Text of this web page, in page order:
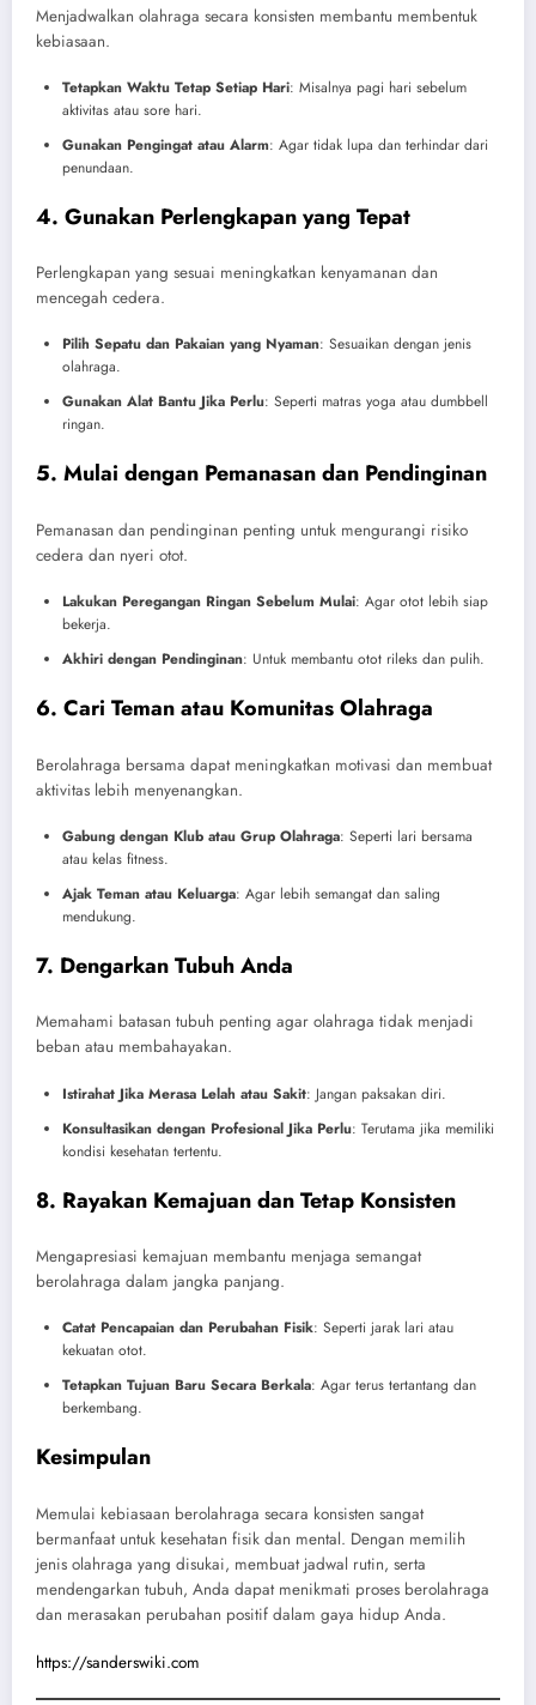
Menjadwalkan olahraga secara konsisten membantu membentuk
kebiasaan.
Tetapkan Waktu Tetap Setiap Hari: Misalnya pagi hari sebelum
aktivitas atau sore hari.
Gunakan Pengingat atau Alarm: Agar tidak lupa dan terhindar dari
penundaan.
4. Gunakan Perlengkapan yang Tepat
Perlengkapan yang sesuai meningkatkan kenyamanan dan
mencegah cedera.
Pilih Sepatu dan Pakaian yang Nyaman: Sesuaikan dengan jenis
olahraga.
Gunakan Alat Bantu Jika Perlu: Seperti matras yoga atau dumbbell
ringan.
5. Mulai dengan Pemanasan dan Pendinginan
Pemanasan dan pendinginan penting untuk mengurangi risiko
cedera dan nyeri otot.
Lakukan Peregangan Ringan Sebelum Mulai: Agar otot lebih siap
bekerja.
Akhiri dengan Pendinginan: Untuk membantu otot rileks dan pulih.
6. Cari Teman atau Komunitas Olahraga
Berolahraga bersama dapat meningkatkan motivasi dan membuat
aktivitas lebih menyenangkan.
Gabung dengan Klub atau Grup Olahraga: Seperti lari bersama
atau kelas fitness.
Ajak Teman atau Keluarga: Agar lebih semangat dan saling
mendukung.
7. Dengarkan Tubuh Anda
Memahami batasan tubuh penting agar olahraga tidak menjadi
beban atau membahayakan.
Istirahat Jika Merasa Lelah atau Sakit: Jangan paksakan diri.
Konsultasikan dengan Profesional Jika Perlu: Terutama jika memiliki
kondisi kesehatan tertentu.
8. Rayakan Kemajuan dan Tetap Konsisten
Mengapresiasi kemajuan membantu menjaga semangat
berolahraga dalam jangka panjang.
Catat Pencapaian dan Perubahan Fisik: Seperti jarak lari atau
kekuatan otot.
Tetapkan Tujuan Baru Secara Berkala: Agar terus tertantang dan
berkembang.
Kesimpulan
Memulai kebiasaan berolahraga secara konsisten sangat
bermanfaat untuk kesehatan fisik dan mental. Dengan memilih
jenis olahraga yang disukai, membuat jadwal rutin, serta
mendengarkan tubuh, Anda dapat menikmati proses berolahraga
dan merasakan perubahan positif dalam gaya hidup Anda.
https://sanderswiki.com